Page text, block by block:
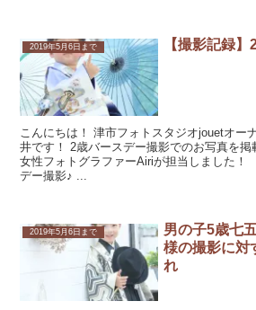
2019年5月6日まで 【撮影記録
こんにちは！ 津市フォトスタジオjouetオー
井です！ 2歳バースデー撮影でのお写真を掲
女性フォトグラファーAiriが担当しました！
デー撮影♪ ...
2019年5月6日まで
男の子5歳七
様の撮影に対
れ